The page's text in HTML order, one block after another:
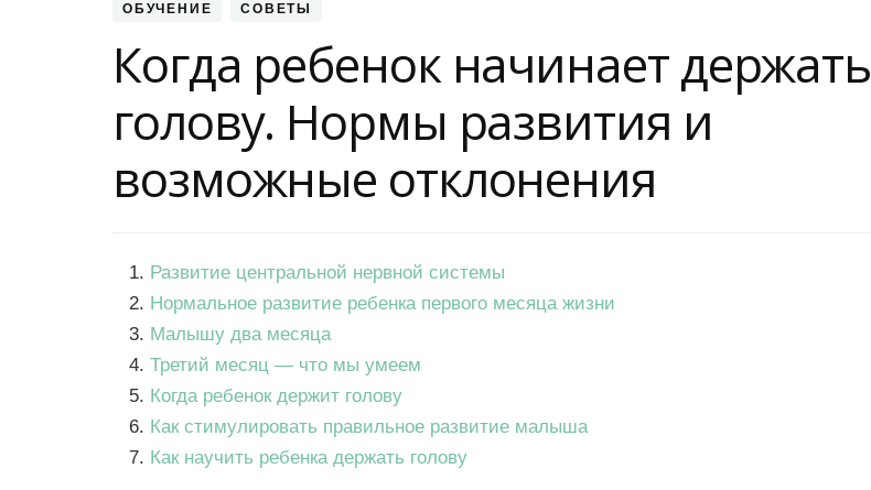
ОБУЧЕНИЕ СОВЕТЫ
Когда ребенок начинает держать
голову. Нормы развития и
возможные отклонения
Развитие центральной нервной системы
Нормальное развитие ребенка первого месяца жизни
Малышу два месяца
Третий месяц — что мы умеем
Когда ребенок держит голову
Как стимулировать правильное развитие малыша
Как научить ребенка держать голову